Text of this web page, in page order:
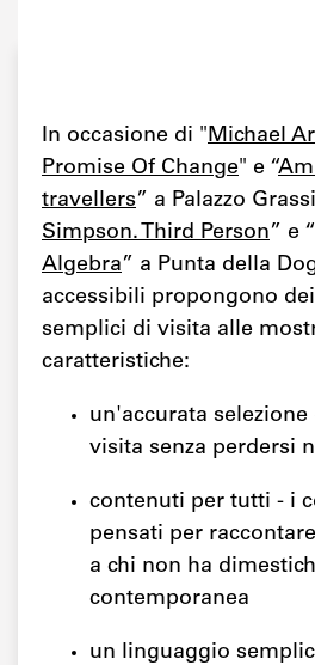
In occasione di "Michael
Promise Of Change" e “
travellers” a Palazzo
Simpson. Third Person” e “
Algebra” a Punta della
accessibili propongono
semplici di visita alle
caratteristiche:
un'accurata
visita senza perdersi
contenuti per tutti - i
pensati per
a chi non ha
contemporanea
un linguaggio